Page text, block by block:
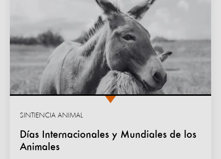
Días Internacionales y Mundiales de los
Animales
SINTIENCIA ANIMAL